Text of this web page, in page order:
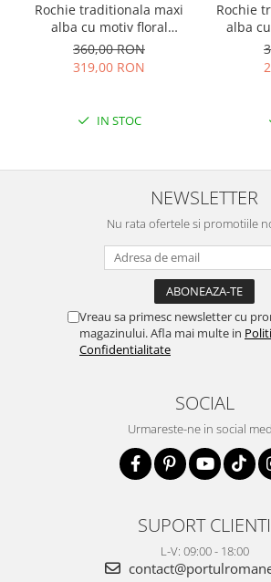
Rochie traditionala maxi
alba cu motiv floral
multicolor Sanziana
360,00 RON
319,00 RON
IN STOC
Rochie
alba
NEWSLETTER
Nu rata ofertele si promotiile
Vreau sa primesc newsletter cu
magazinului. Afla mai multe in
Confidentialitate
SOCIAL
Urmareste-ne in social
SUPORT CLIENTI
L-V: 09:00 - 18:00